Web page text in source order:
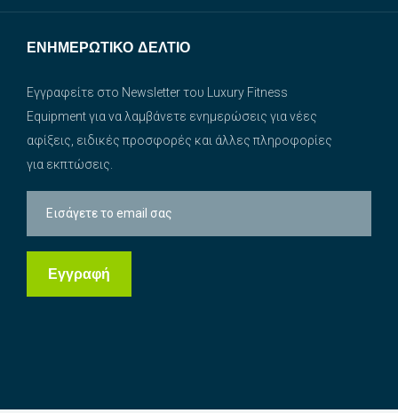
ΕΝΗΜΕΡΩΤΙΚΌ ΔΕΛΤΊΟ
Εγγραφείτε στο Newsletter του Luxury Fitness
Equipment για να λαμβάνετε ενημερώσεις για νέες
αφίξεις, ειδικές προσφορές και άλλες πληροφορίες
για εκπτώσεις.